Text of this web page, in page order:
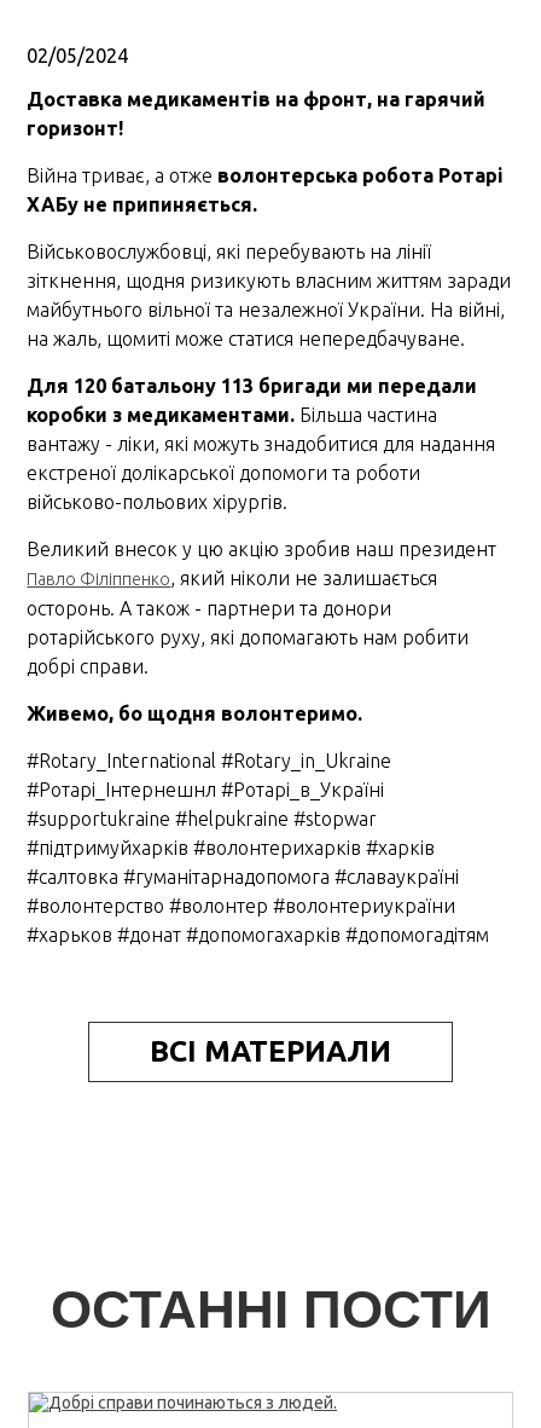
02/05/2024
Доставка медикаментів на фронт, на гарячий
горизонт!
Війна триває, а отже волонтерська робота Ротарі
ХАБу не припиняється.
Військовослужбовці, які перебувають на лінії
зіткнення, щодня ризикують власним життям заради
майбутнього вільної та незалежної України. На війні,
на жаль, щомиті може статися непередбачуване.
Для 120 батальону 113 бригади ми передали
коробки з медикаментами. Більша частина
вантажу - ліки, які можуть знадобитися для надання
екстреної долікарської допомоги та роботи
військово-польових хірургів.
Великий внесок у цю акцію зробив наш президент
Павло Філіппенко, який ніколи не залишається
осторонь. А також - партнери та донори
ротарійського руху, які допомагають нам робити
добрі справи.
Живемо, бо щодня волонтеримо.
#Rotary_International #Rotary_in_Ukraine
#Ротарі_Інтернешнл #Ротарі_в_Україні
#supportukraine #helpukraine #stopwar
#підтримуйхарків #волонтерихарків #харків
#салтовка #гуманітарнадопомога #славаукраїні
#волонтерство #волонтер #волонтериукраїни
#харьков #донат #допомогахарків #допомогадітям
ВСІ МАТЕРИАЛИ
ОСТАННІ ПОСТИ